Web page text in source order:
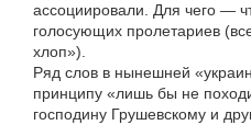
ассоциировали. Для чего —
голосующих пролетариев
хлоп»).
Ряд слов в нынешней
принципу «лишь бы не
господину Грушевскому и